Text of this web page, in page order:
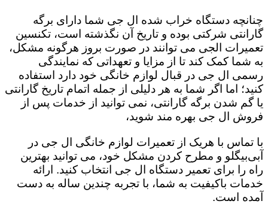
چنانچه دستگاه خراب شده ال جی شما دارای برگه
گارانتی شرکتی بوده و تاریخ آن نگذشته است، تکنسین
تعمیرات الجی می توانند در صورت بروز هرگونه مشکل،
به شما کمک کند تا از مزایا و تعهداتی که نمایندگی
رسمی ال جی در قبال لوازم خانگی خود دارد استفاده
کنید؛ اما اگر شما به هر دلیلی از جمله اتمام تاریخ گارانتی
یا گم شدن برگه گارانتی، نمی توانید از خدمات پس از
فروش ال جی بهره مند شوید،
با تماس با هریک از تعمیرات لوازم خانگی ال جی در
آبی‌بیگلو و مطرح کردن مشکل خود، می توانید بهترین
راه را برای تعمیر دستگاه ال جی انتخاب کنید. ارائه
خدمات باکیفیت به شما، با تجربه چندین ساله به دست
آمده است.